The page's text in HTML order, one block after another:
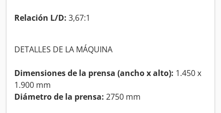
Relación L/D: 3,67:1
DETALLES DE LA MÁQUINA
Dimensiones de la prensa (ancho x alto): 1.450 x
1.900 mm
Diámetro de la prensa: 2750 mm